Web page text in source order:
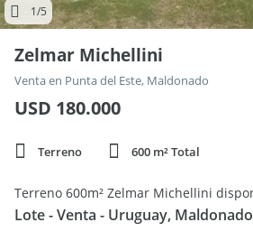
1/5
Zelmar Michellini
Venta en Punta del Este, Maldonado
USD 180.000
Terreno 600 m² Total
Lote - Venta - Uruguay, Maldonado